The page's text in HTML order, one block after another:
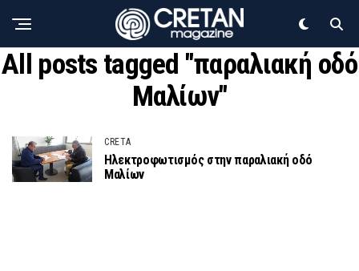
All posts tagged "παραλιακή οδό
Μαλίων"
CRETA
Ηλεκτροφωτισμός στην παραλιακή οδό
Μαλίων